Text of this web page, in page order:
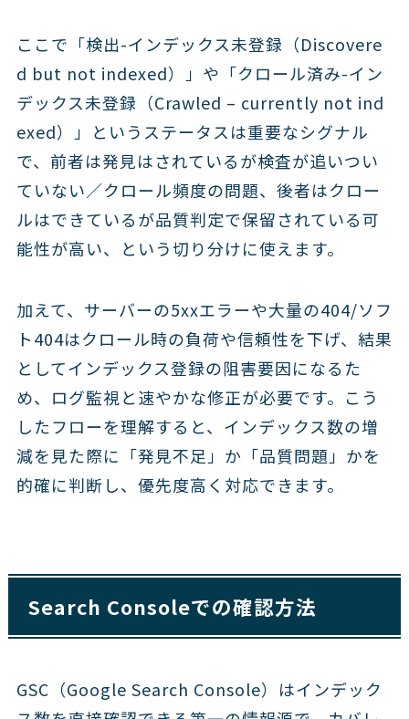
ここで「検出-インデックス未登録（Discovere
d but not indexed）」や「クロール済み-イン
デックス未登録（Crawled – currently not ind
exed）」というステータスは重要なシグナル
で、前者は発見はされているが検査が追いつい
ていない／クロール頻度の問題、後者はクロー
ルはできているが品質判定で保留されている可
能性が高い、という切り分けに使えます。
加えて、サーバーの5xxエラーや大量の404/ソフ
ト404はクロール時の負荷や信頼性を下げ、結果
としてインデックス登録の阻害要因になるた
め、ログ監視と速やかな修正が必要です。こう
したフローを理解すると、インデックス数の増
減を見た際に「発見不足」か「品質問題」かを
的確に判断し、優先度高く対応できます。
Search Consoleでの確認方法
GSC（Google Search Console）はインデック